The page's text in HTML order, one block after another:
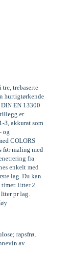
trebaserte
hurtigtørkende
EN 13300
er
3, akkurat som
og
COLORS
før maling med
fra
enkelt med
lag. Du kan
Etter 2
pr lag.
rapsfrø,
av